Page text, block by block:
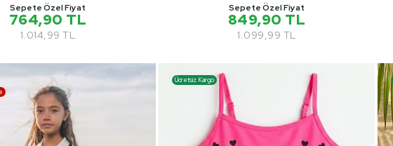
Sepete Özel Fiyat
764,90 TL
1.014,99 TL
Sepete Özel Fiyat
849,90 TL
1.099,99 TL
Ücretsiz Kargo